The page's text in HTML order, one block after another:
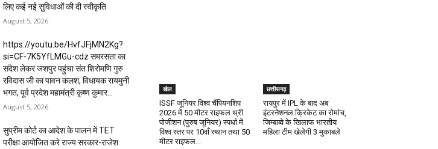
लिए कई नई सुविधाओं की दी स्वीकृति
August 5, 2026
https://youtu.be/HvfJFjMN2Kg?
si=CF-7K5YfLMGu-cdz समरसता का
संदेश लेकर जशपुर पहुंचा संत शिरोमणि गुरु
रविदास जी का पावन कलश, विधायक रायमुनी
भगत, पूर्व प्रदेश महामंत्री कृष्ण कुमार...
August 5, 2026
सुप्रीम कोर्ट का आदेश के पालन में TET
परीक्षा आयोजित करे राज्य सरकार-राजेश
खेल
ISSF जूनियर विश्व चैंपियनशिप
2026 में 50 मीटर राइफल थ्री
पोजीशन (पुरुष जूनियर) स्पर्धा में
विश्व स्तर पर 10वाँ स्थान तथा 50
मीटर राइफल...
छत्तीसगढ़
रायपुर में IPL के बाद अब
इंटरनेशनल क्रिकेट का रोमांच,
जिम्बाब्वे के खिलाफ भारतीय
महिला टीम खेलेगी 3 मुकाबले